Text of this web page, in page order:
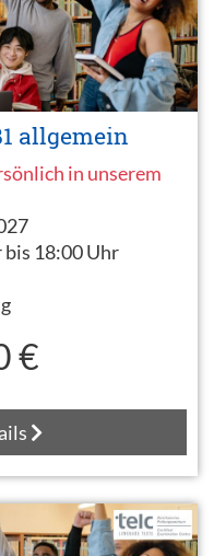
allgemein
in unserem
bis 18:00 Uhr
€